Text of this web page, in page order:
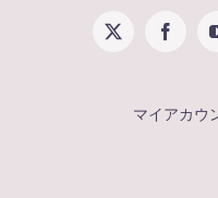
X
マイアカウ